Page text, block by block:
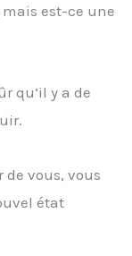
est-ce une
qu’il y a de
vous, vous
état